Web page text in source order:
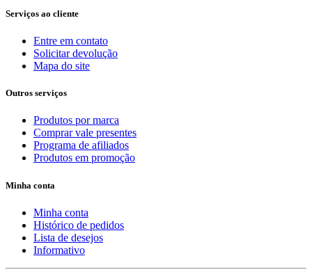
Serviços ao cliente
Entre em contato
Solicitar devolução
Mapa do site
Outros serviços
Produtos por marca
Comprar vale presentes
Programa de afiliados
Produtos em promoção
Minha conta
Minha conta
Histórico de pedidos
Lista de desejos
Informativo